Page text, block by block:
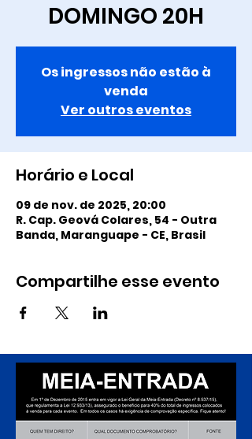
DOMINGO 20H
Os ingressos não estão à
venda
Ver outros eventos
Horário e Local
09 de nov. de 2025, 20:00
R. Cap. Geová Colares, 54 - Outra
Banda, Maranguape - CE, Brasil
Compartilhe esse evento